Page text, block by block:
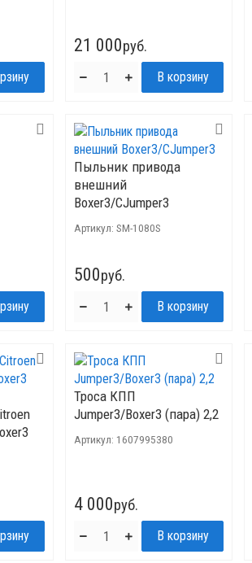
21 000руб.
Пыльник привода
внешний
Boxer3/CJumper3
Артикул: SM-1080S
500руб.
Троса КПП
Jumper3/Boxer3 (пара) 2,2
Артикул: 1607995380
4 000руб.